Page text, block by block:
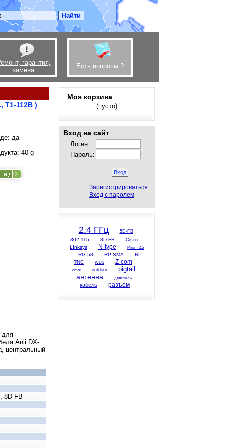
гарантия,
замена
Есть вопросы ?
T1-112B )
да
40 g
для
Anli DX-
центральный
8D-FB
Моя корзина
(пусто)
Вход на сайт
Логин:
Пароль:
Зарегистрироваться
Вход с паролем
2.4 ГГц 5D-FB
802.11b 8D-FB Cisco
LInksys N-type Prism 2.5
RG-58 RP-SMA
RP-
TNC
WDS Z-com
omni outdoor pigtail
антенна делитель
кабель разъем